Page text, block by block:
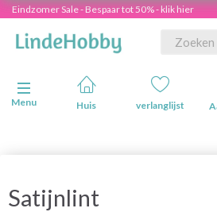
Eindzomer Sale - Bespaar tot 50% - klik hier
Navigatie in-/uitschakelen
Menu
Huis verlanglijst
Satijnlint